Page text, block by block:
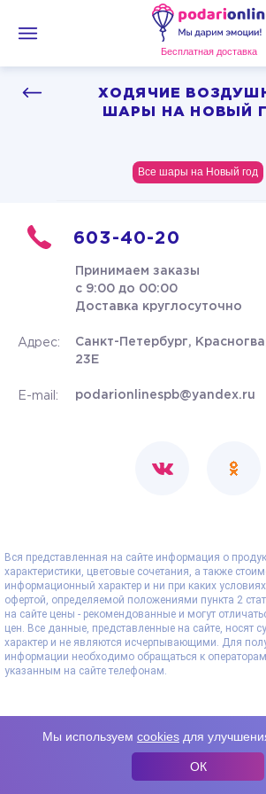
Бесплатная доставка
ХОДЯЧИЕ
ШАРЫ НА НОВЫЙ
Все шары на Новый год
603-40-20
Принимаем заказы
с 9:00 до 00:00
Доставка круглосуточно
Адрес:
Санкт-Петербург,
23Е
E-mail: podarionlinespb@yandex.ru
Вся представленная на сайте информация о
характеристики, цветовые сочетания, а также
информационный характер и ни при каких
офертой, определяемой положениями пункта 2
на сайте цены - рекомендованные и могут
цен. Все данные, представленные на сайте, носят
характер и не являются исчерпывающими. Для
информации необходимо обращаться к
указанным на сайте телефонам.
Мы используем cookies для
ОК